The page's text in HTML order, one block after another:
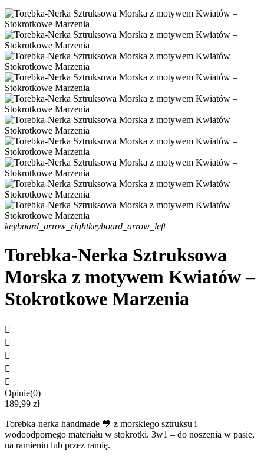
keyboard_arrow_rightkeyboard_arrow_left
Torebka-Nerka Sztruksowa
Morska z motywem Kwiatów –
Stokrotkowe Marzenia





Opinie(0)
189,99 zł
Torebka-nerka handmade 💙 z morskiego sztruksu i
wodoodpornego materiału w stokrotki. 3w1 – do noszenia w pasie,
na ramieniu lub przez ramię.